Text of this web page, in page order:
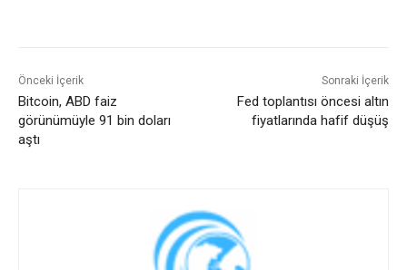
Önceki İçerik
Bitcoin, ABD faiz
görünümüyle 91 bin doları
aştı
Sonraki İçerik
Fed toplantısı öncesi altın
fiyatlarında hafif düşüş